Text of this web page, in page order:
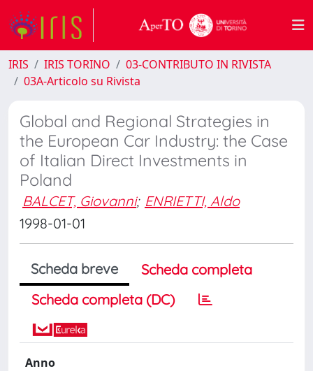
IRIS IRIS TORINO
03-CONTRIBUTO IN RIVISTA
03A-Articolo su Rivista
Global and Regional Strategies in
the European Car Industry: the Case
of Italian Direct Investments in
Poland
BALCET, Giovanni; ENRIETTI, Aldo
1998-01-01
Scheda breve
Scheda completa
Scheda completa (DC)
Anno